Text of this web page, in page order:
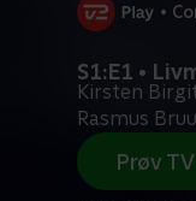
•
S1:E1 •
Kirsten
Rasmus
Prøv